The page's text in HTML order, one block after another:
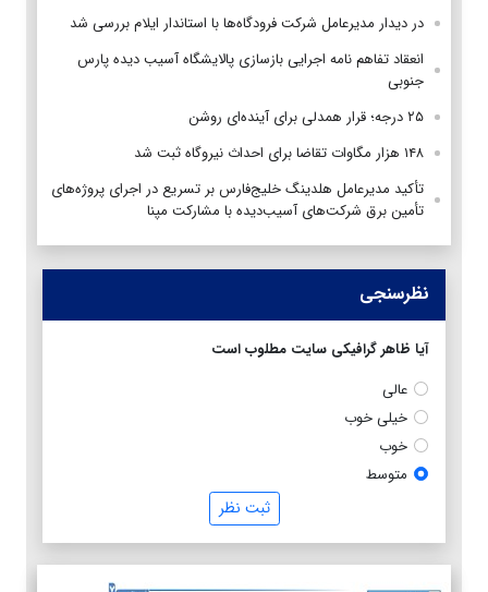
در دیدار مدیرعامل شرکت فرودگاه‌ها با استاندار ایلام بررسی شد
انعقاد تفاهم نامه اجرایی بازسازی پالایشگاه آسیب دیده پارس
جنوبی
۲۵ درجه؛ قرار همدلی برای آینده‌ای روشن
۱۴۸ هزار مگاوات تقاضا برای احداث نیروگاه ثبت شد
تأکید مدیرعامل هلدینگ خلیج‌فارس بر تسریع در اجرای پروژه‌های
تأمین برق شرکت‌های آسیب‌دیده با مشارکت مپنا
نظرسنجی
آیا ظاهر گرافیکی سایت مطلوب است
عالی
خیلی خوب
خوب
متوسط
ثبت نظر